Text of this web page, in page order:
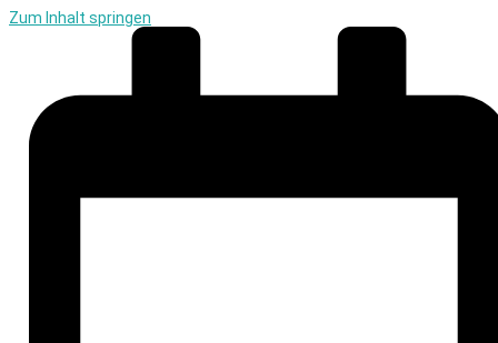
Zum Inhalt springen